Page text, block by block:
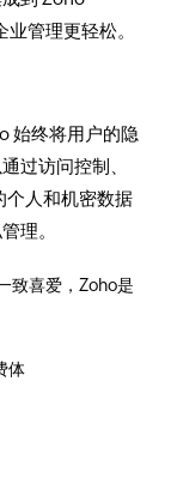
管理更轻松。
始终将用户的隐
过访问控制、
个人和机密数据
理。
致喜爱，Zoho是
体